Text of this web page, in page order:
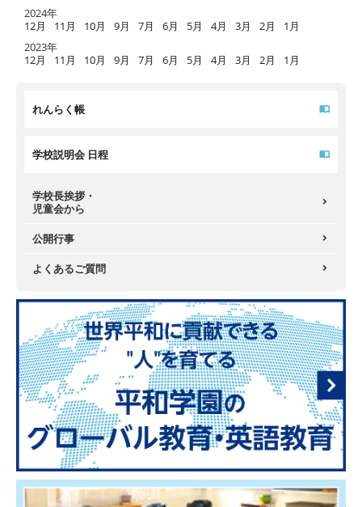
2024年
12月
11月 10月 9月 7月 6月 5月 4月 3月 2月
1月
2023年
12月
11月 10月 9月 7月 6月 5月 4月 3月 2月 1月
れんらく帳
学校説明会 日程
学校長挨拶・
児童会から
公開行事
よくあるご質問